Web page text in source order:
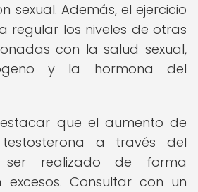
sexual. Además, el ejercicio
regular los niveles de otras
con la salud sexual,
y la hormona del
que el aumento de
a través del
ser realizado de forma
Consultar con un